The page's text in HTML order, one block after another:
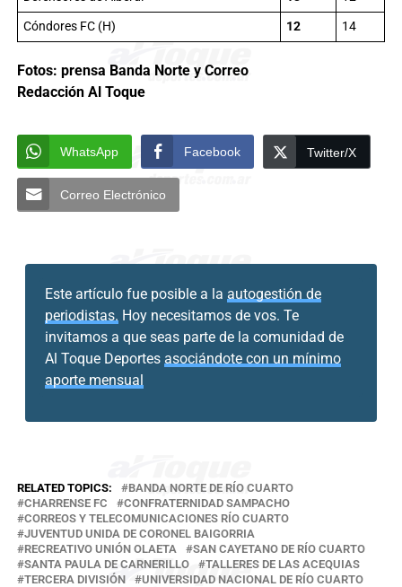
Cóndores FC (H)
12 14
Fotos: prensa Banda Norte y Correo
Redacción Al Toque
WhatsApp Facebook Twitter/X
Correo Electrónico
Este artículo fue posible a la autogestión de
periodistas. Hoy necesitamos de vos. Te
invitamos a que seas parte de la comunidad de
Al Toque Deportes asociándote con un mínimo
aporte mensual
RELATED TOPICS:
BANDA NORTE DE RÍO CUARTO
CHARRENSE FC
CONFRATERNIDAD SAMPACHO
CORREOS Y TELECOMUNICACIONES RÍO CUARTO
JUVENTUD UNIDA DE CORONEL BAIGORRIA
RECREATIVO UNIÓN OLAETA
SAN CAYETANO DE RÍO CUARTO
SANTA PAULA DE CARNERILLO
TALLERES DE LAS ACEQUIAS
TERCERA DIVISIÓN
UNIVERSIDAD NACIONAL DE RÍO CUARTO